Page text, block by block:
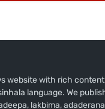
website with rich
language. We
lakbima,